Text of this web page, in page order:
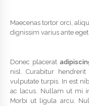
Maecenas tortor orci,
dignissim varius ante eget.
Donec placerat
nisl. Curabitur
vulputate turpis. In est
ac lacus. Nullam ut mi
Morbi ut ligula arcu.